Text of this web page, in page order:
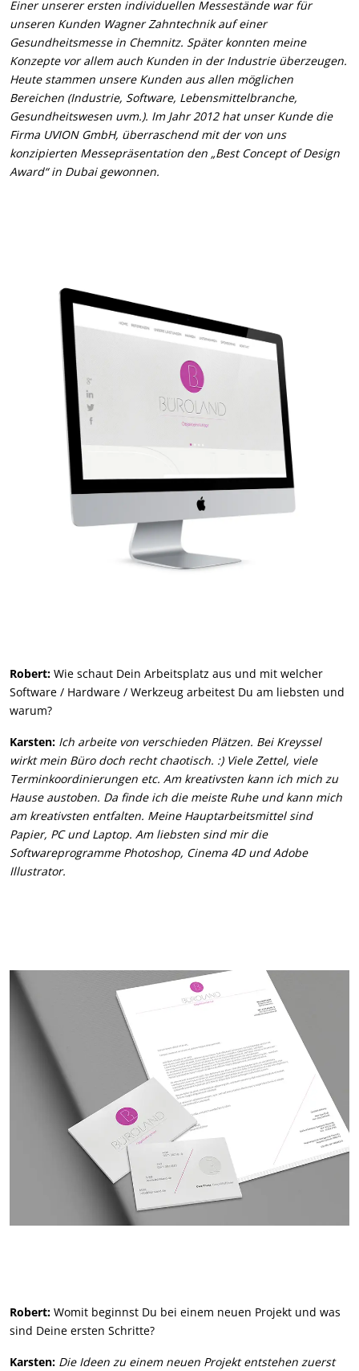
Einer unserer ersten individuellen Messestände war für
unseren Kunden Wagner Zahntechnik auf einer
Gesundheitsmesse in Chemnitz. Später konnten meine
Konzepte vor allem auch Kunden in der Industrie überzeugen.
Heute stammen unsere Kunden aus allen möglichen
Bereichen (Industrie, Software, Lebensmittelbranche,
Gesundheitswesen uvm.). Im Jahr 2012 hat unser Kunde die
Firma UVION GmbH, überraschend mit der von uns
konzipierten Messepräsentation den „Best Concept of Design
Award“ in Dubai gewonnen.
Robert: Wie schaut Dein Arbeitsplatz aus und mit welcher
Software / Hardware / Werkzeug arbeitest Du am liebsten und
warum?
Karsten: Ich arbeite von verschieden Plätzen. Bei Kreyssel
wirkt mein Büro doch recht chaotisch. :) Viele Zettel, viele
Terminkoordinierungen etc. Am kreativsten kann ich mich zu
Hause austoben. Da finde ich die meiste Ruhe und kann mich
am kreativsten entfalten. Meine Hauptarbeitsmittel sind
Papier, PC und Laptop. Am liebsten sind mir die
Softwareprogramme Photoshop, Cinema 4D und Adobe
Illustrator.
Robert: Womit beginnst Du bei einem neuen Projekt und was
sind Deine ersten Schritte?
Karsten: Die Ideen zu einem neuen Projekt entstehen zuerst